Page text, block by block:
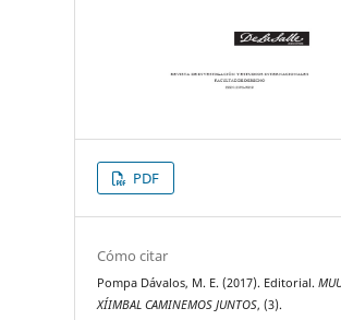
PDF
Cómo citar
Pompa Dávalos, M. E. (2017). Editorial.
XÍIMBAL CAMINEMOS JUNTOS, (3).